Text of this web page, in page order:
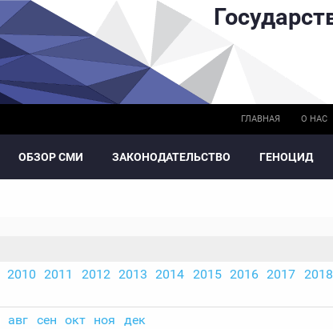
ГЛАВНАЯ О НАС
ОБЗОР СМИ ЗАКОНОДАТЕЛЬСТВО ГЕНОЦИД
2010 2011 2012 2013 2014 2015 2016 2017 2018
авг сен окт ноя
дек